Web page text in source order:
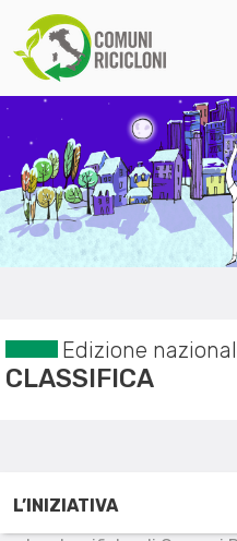
Edizione
CLASSIFICA
L’INIZIATIVA